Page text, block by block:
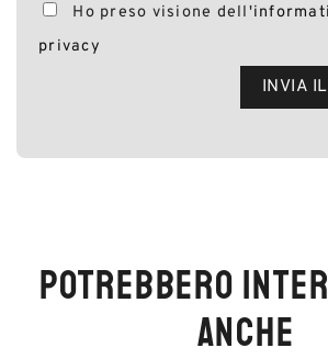
Ho preso visione dell'
privacy
POTREBBERO
ANCHE